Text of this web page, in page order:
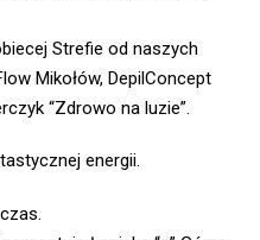
Strefie od naszych
Mikołów, DepilConcept
“Zdrowo na luzie”.
energii.